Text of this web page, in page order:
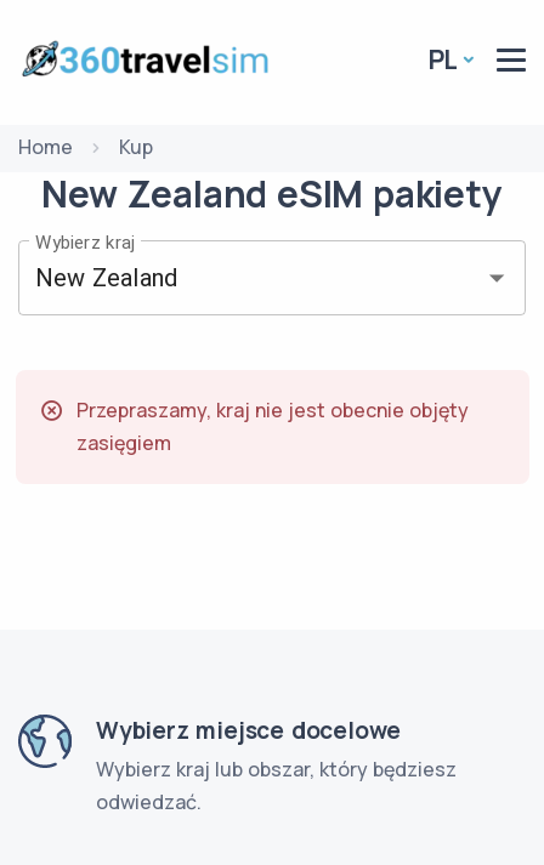
PL
Home Kup
New Zealand eSIM pakiety
Wybierz kraj
Przepraszamy, kraj nie jest obecnie objęty
zasięgiem
Wybierz miejsce docelowe
Wybierz kraj lub obszar, który będziesz
odwiedzać.